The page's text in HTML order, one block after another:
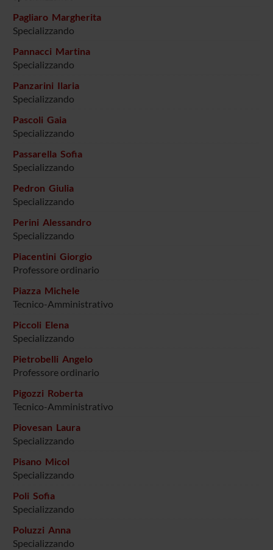
Pagliaro Margherita
Specializzando
Pannacci Martina
Specializzando
Panzarini Ilaria
Specializzando
Pascoli Gaia
Specializzando
Passarella Sofia
Specializzando
Pedron Giulia
Specializzando
Perini Alessandro
Specializzando
Piacentini Giorgio
Professore ordinario
Piazza Michele
Tecnico-Amministrativo
Piccoli Elena
Specializzando
Pietrobelli Angelo
Professore ordinario
Pigozzi Roberta
Tecnico-Amministrativo
Piovesan Laura
Specializzando
Pisano Micol
Specializzando
Poli Sofia
Specializzando
Poluzzi Anna
Specializzando